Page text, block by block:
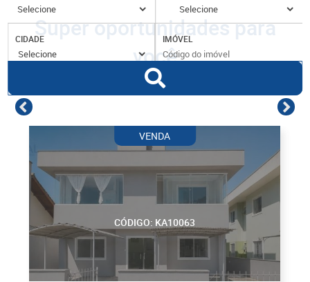
CIDADE IMÓVEL
Super oportunidades para
você
CÓDIGO: KA10063
VENDA